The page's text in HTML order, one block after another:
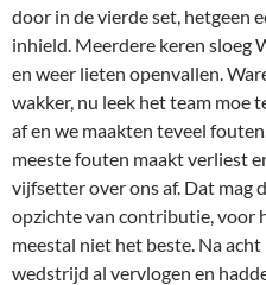
door in de vierde set, hetgeen
inhield. Meerdere keren sloeg
en weer lieten openvallen.
wakker, nu leek het team moe
af en we maakten teveel
meeste fouten maakt verliest
vijfsetter over ons af. Dat mag
opzichte van contributie, voor
meestal niet het beste. Na
wedstrijd al vervlogen en